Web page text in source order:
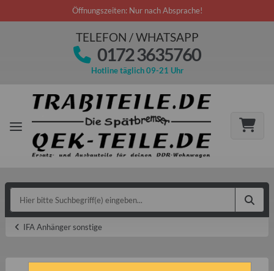
Öffnungszeiten: Nur nach Absprache!
TELEFON / WHATSAPP
0172 3635760
Hotline täglich 09-21 Uhr
IFA Anhänger sonstige